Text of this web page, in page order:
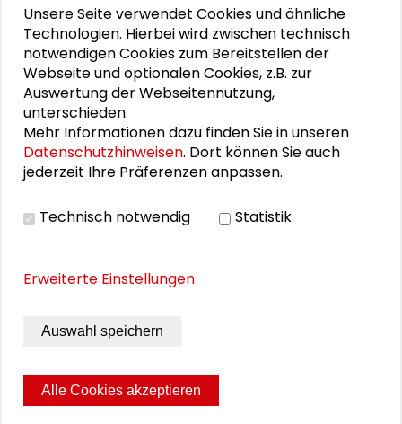
„Außenpolitik live – Diplomaten im Dialog“
gemeinsam mit der Schader-Stiftung am
14. November 2016 im Schader-Forum
veranstaltete.
Personen im Kontext
Rainer Hermann
Stephan Stetter
Unsere Seite verwendet Cookies und ähnliche
Technologien. Hierbei wird zwischen technisch
notwendigen Cookies zum Bereitstellen der
Webseite und optionalen Cookies, z.B. zur
Auswertung der Webseitennutzung,
unterschieden.
Mehr Informationen dazu finden Sie in unseren
Datenschutzhinweisen. Dort können Sie auch
jederzeit Ihre Präferenzen anpassen.
Technisch notwendig Statistik
Erweiterte Einstellungen
Auswahl speichern
Alle Cookies akzeptieren